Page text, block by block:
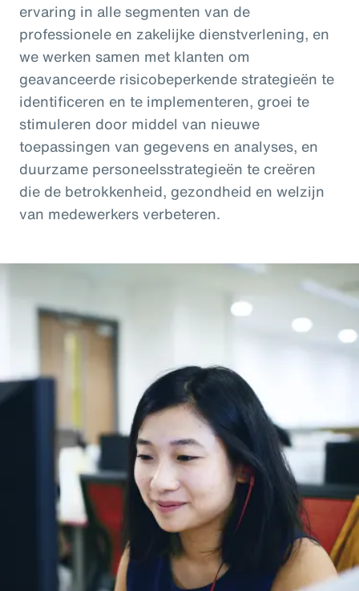
ervaring in alle segmenten van de
professionele en zakelijke dienstverlening, en
we werken samen met klanten om
geavanceerde risicobeperkende strategieën te
identificeren en te implementeren, groei te
stimuleren door middel van nieuwe
toepassingen van gegevens en analyses, en
duurzame personeelsstrategieën te creëren
die de betrokkenheid, gezondheid en welzijn
van medewerkers verbeteren.